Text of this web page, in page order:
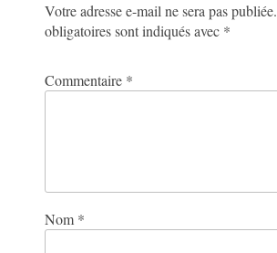
Votre adresse e-mail ne sera pas publiée.
obligatoires sont indiqués avec *
Commentaire *
Nom *